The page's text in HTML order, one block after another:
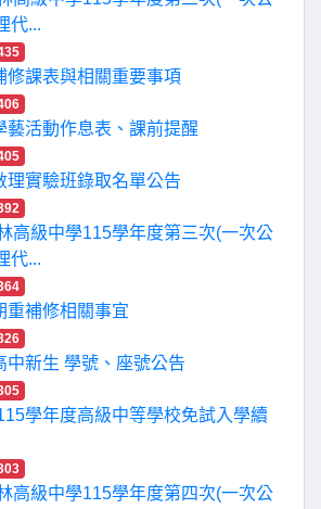
代...
修課表與相關重要事項
藝活動作息表、課前提醒
理實驗班錄取名單公告
高級中學115學年度第三次(一次公
代...
重補修相關事宜
中新生 學號、座號公告
學年度高級中等學校免試入學續
高級中學115學年度第四次(一次公